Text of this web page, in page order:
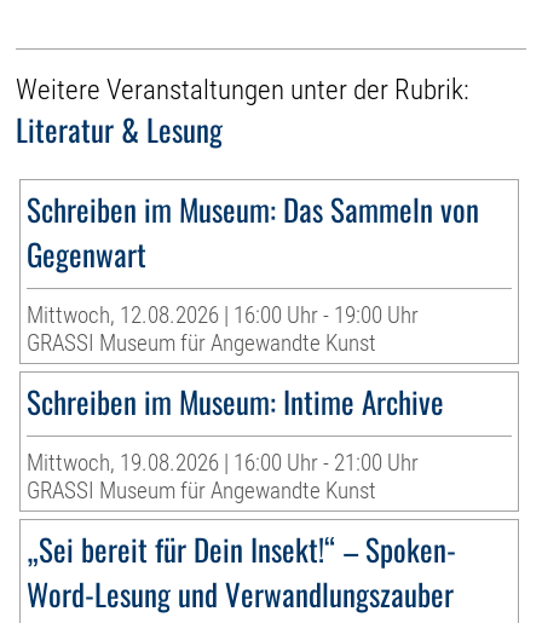
Weitere Veranstaltungen unter der Rubrik:
Literatur & Lesung
Schreiben im Museum: Das Sammeln von
Gegenwart
Mittwoch, 12.08.2026 | 16:00 Uhr - 19:00 Uhr
GRASSI Museum für Angewandte Kunst
Schreiben im Museum: Intime Archive
Mittwoch, 19.08.2026 | 16:00 Uhr - 21:00 Uhr
GRASSI Museum für Angewandte Kunst
„Sei bereit für Dein Insekt!“ – Spoken-
Word-Lesung und Verwandlungszauber